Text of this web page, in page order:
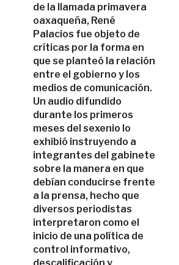
de la llamada primavera
oaxaqueña, René
Palacios fue objeto de
críticas por la forma en
que se planteó la relación
entre el gobierno y los
medios de comunicación.
Un audio difundido
durante los primeros
meses del sexenio lo
exhibió instruyendo a
integrantes del gabinete
sobre la manera en que
debían conducirse frente
a la prensa, hecho que
diversos periodistas
interpretaron como el
inicio de una política de
control informativo,
descalificación y